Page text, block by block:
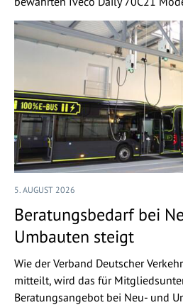
5. AUGUST 2026
Beratungsbedarf bei
Umbauten steigt
Wie der Verband Deutscher
mitteilt, wird das für
Beratungsangebot bei Neu- und